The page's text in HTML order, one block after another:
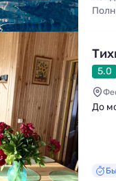
5.0
До